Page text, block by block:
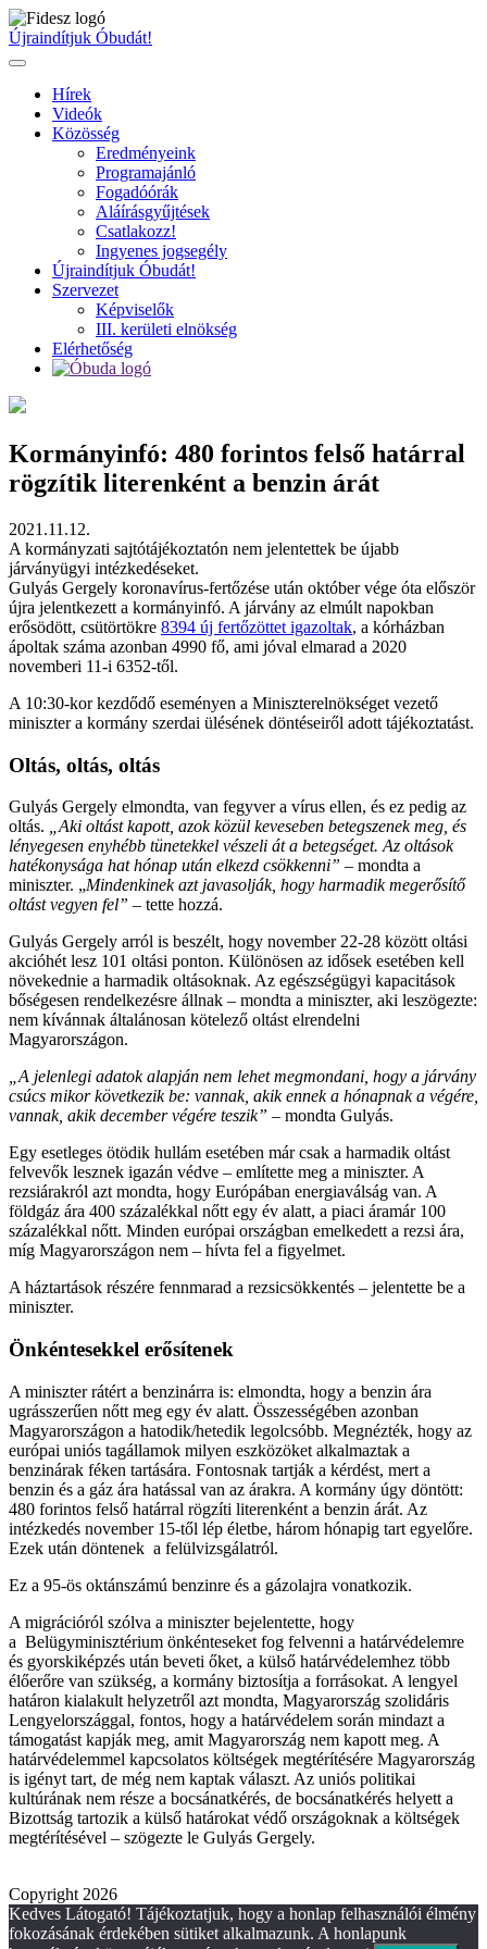
Ugrás
a
tartalomhoz
Újraindítjuk Óbudát!
Hírek
Videók
Közösség
Eredményeink
Programajánló
Fogadóórák
Aláírásgyűjtések
Csatlakozz!
Ingyenes jogsegély
Újraindítjuk Óbudát!
Szervezet
Képviselők
III. kerületi elnökség
Elérhetőség
Kormányinfó: 480 forintos felső határral
rögzítik literenként a benzin árát
2021.11.12.
A kormányzati sajtótájékoztatón nem jelentettek be újabb
járványügyi intézkedéseket.
Gulyás Gergely koronavírus-fertőzése után október vége óta először
újra jelentkezett a kormányinfó. A járvány az elmúlt napokban
erősödött, csütörtökre 8394 új fertőzöttet igazoltak, a kórházban
ápoltak száma azonban 4990 fő, ami jóval elmarad a 2020
novemberi 11-i 6352-től.
A 10:30-kor kezdődő eseményen a Miniszterelnökséget vezető
miniszter a kormány szerdai ülésének döntéseiről adott tájékoztatást.
Oltás, oltás, oltás
Gulyás Gergely elmondta, van fegyver a vírus ellen, és ez pedig az
oltás. „Aki oltást kapott, azok közül keveseben betegszenek meg, és
lényegesen enyhébb tünetekkel vészeli át a betegséget. Az oltások
hatékonysága hat hónap után elkezd csökkenni” – mondta a
miniszter. „Mindenkinek azt javasolják, hogy harmadik megerősítő
oltást vegyen fel” – tette hozzá.
Gulyás Gergely arról is beszélt, hogy november 22-28 között oltási
akcióhét lesz 101 oltási ponton. Különösen az idősek esetében kell
növekednie a harmadik oltásoknak. Az egészségügyi kapacitások
bőségesen rendelkezésre állnak – mondta a miniszter, aki leszögezte:
nem kívánnak általánosan kötelező oltást elrendelni
Magyarországon.
„A jelenlegi adatok alapján nem lehet megmondani, hogy a járvány
csúcs mikor következik be: vannak, akik ennek a hónapnak a végére,
vannak, akik december végére teszik” – mondta Gulyás.
Egy esetleges ötödik hullám esetében már csak a harmadik oltást
felvevők lesznek igazán védve – említette meg a miniszter. A
rezsiárakról azt mondta, hogy Európában energiaválság van. A
földgáz ára 400 százalékkal nőtt egy év alatt, a piaci áramár 100
százalékkal nőtt. Minden európai országban emelkedett a rezsi ára,
míg Magyarországon nem – hívta fel a figyelmet.
A háztartások részére fennmarad a rezsicsökkentés – jelentette be a
miniszter.
Önkéntesekkel erősítenek
A miniszter rátért a benzinárra is: elmondta, hogy a benzin ára
ugrásszerűen nőtt meg egy év alatt. Összességében azonban
Magyarországon a hatodik/hetedik legolcsóbb. Megnézték, hogy az
európai uniós tagállamok milyen eszközöket alkalmaztak a
benzinárak féken tartására. Fontosnak tartják a kérdést, mert a
benzin és a gáz ára hatással van az árakra. A kormány úgy döntött:
480 forintos felső határral rögzíti literenként a benzin árát. Az
intézkedés november 15-től lép életbe, három hónapig tart egyelőre.
Ezek után döntenek a felülvizsgálatról.
Ez a 95-ös oktánszámú benzinre és a gázolajra vonatkozik.
A migrációról szólva a miniszter bejelentette, hogy
a Belügyminisztérium önkénteseket fog felvenni a határvédelemre
és gyorskiképzés után beveti őket, a külső határvédelemhez több
élőerőre van szükség, a kormány biztosítja a forrásokat. A lengyel
határon kialakult helyzetről azt mondta, Magyarország szolidáris
Lengyelországgal, fontos, hogy a határvédelem során mindazt a
támogatást kapják meg, amit Magyarország nem kapott meg. A
határvédelemmel kapcsolatos költségek megtérítésére Magyarország
is igényt tart, de még nem kaptak választ. Az uniós politikai
kultúrának nem része a bocsánatkérés, de bocsánatkérés helyett a
Bizottság tartozik a külső határokat védő országoknak a költségek
megtérítésével – szögezte le Gulyás Gergely.
Copyright 2026
Kedves Látogató! Tájékoztatjuk, hogy a honlap felhasználói élmény
fokozásának érdekében sütiket alkalmazunk. A honlapunk